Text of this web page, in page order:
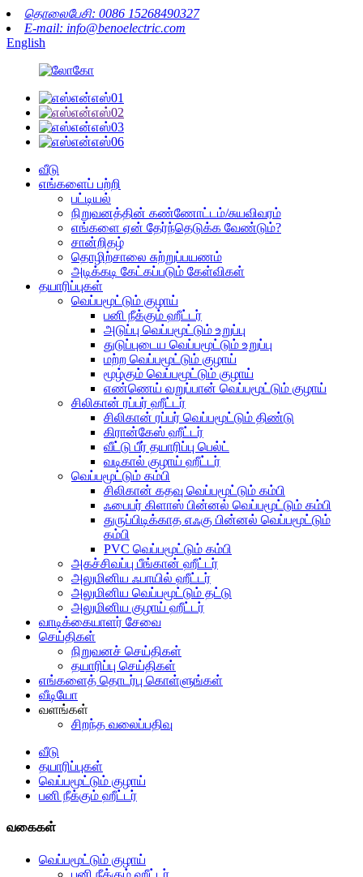
தொலைபேசி: 0086 15268490327
E-mail: info@benoelectric.com
English
வீடு
எங்களைப் பற்றி
பட்டியல்
நிறுவனத்தின் கண்ணோட்டம்/சுயவிவரம்
எங்களை ஏன் தேர்ந்தெடுக்க வேண்டும்?
சான்றிதழ்
தொழிற்சாலை சுற்றுப்பயணம்
அடிக்கடி கேட்கப்படும் கேள்விகள்
தயாரிப்புகள்
வெப்பமூட்டும் குழாய்
பனி நீக்கும் ஹீட்டர்
அடுப்பு வெப்பமூட்டும் உறுப்பு
துடுப்புடைய வெப்பமூட்டும் உறுப்பு
மற்ற வெப்பமூட்டும் குழாய்
மூழ்கும் வெப்பமூட்டும் குழாய்
எண்ணெய் வறுப்பான் வெப்பமூட்டும் குழாய்
சிலிகான் ரப்பர் ஹீட்டர்
சிலிகான் ரப்பர் வெப்பமூட்டும் திண்டு
கிரான்கேஸ் ஹீட்டர்
வீட்டு பீர் தயாரிப்பு பெல்ட்
வடிகால் குழாய் ஹீட்டர்
வெப்பமூட்டும் கம்பி
சிலிகான் கதவு வெப்பமூட்டும் கம்பி
ஃபைபர் கிளாஸ் பின்னல் வெப்பமூட்டும் கம்பி
துருப்பிடிக்காத எஃகு பின்னல் வெப்பமூட்டும்
கம்பி
PVC வெப்பமூட்டும் கம்பி
அகச்சிவப்பு பீங்கான் ஹீட்டர்
அலுமினிய ஃபாயில் ஹீட்டர்
அலுமினிய வெப்பமூட்டும் தட்டு
அலுமினிய குழாய் ஹீட்டர்
வாடிக்கையாளர் சேவை
செய்திகள்
நிறுவனச் செய்திகள்
தயாரிப்பு செய்திகள்
எங்களைத் தொடர்பு கொள்ளுங்கள்
வீடியோ
வளங்கள்
சிறந்த வலைப்பதிவு
வீடு
தயாரிப்புகள்
வெப்பமூட்டும் குழாய்
பனி நீக்கும் ஹீட்டர்
வகைகள்
வெப்பமூட்டும் குழாய்
பனி நீக்கும் ஹீட்டர்